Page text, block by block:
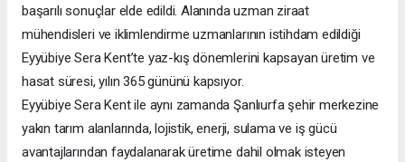
başarılı sonuçlar elde edildi. Alanında uzman ziraat
mühendisleri ve iklimlendirme uzmanlarının istihdam edildiği
Eyyübiye Sera Kent’te yaz-kış dönemlerini kapsayan üretim ve
hasat süresi, yılın 365 gününü kapsıyor.
Eyyübiye Sera Kent ile aynı zamanda Şanlıurfa şehir merkezine
yakın tarım alanlarında, lojistik, enerji, sulama ve iş gücü
avantajlarından faydalanarak üretime dahil olmak isteyen